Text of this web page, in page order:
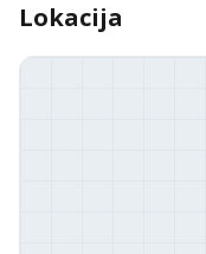
Lokacija